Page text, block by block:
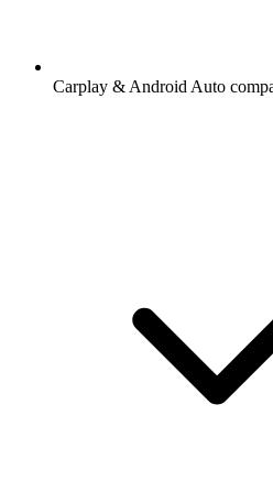
Carplay & Android Auto